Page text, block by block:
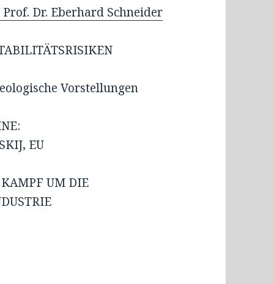
Prof. Dr. Eberhard Schneider
Vorstellungen
EU
KAMPF UM DIE